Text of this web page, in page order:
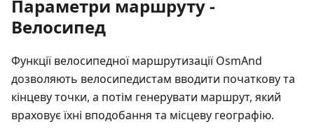
Параметри маршруту -
Велосипед
Функції велосипедної маршрутизації OsmAnd
дозволяють велосипедистам вводити початкову та
кінцеву точки, а потім генерувати маршрут, який
враховує їхні вподобання та місцеву географію.